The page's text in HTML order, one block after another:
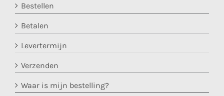
Bestellen
Betalen
Levertermijn
Verzenden
Waar is mijn bestelling?